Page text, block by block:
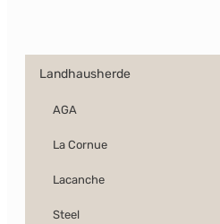
Landhausherde
AGA
La Cornue
Lacanche
Steel